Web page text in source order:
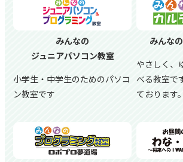
みんなの
ジュニアパソコン教室
小学生・中学生のためのパソコ
ン教室です
みんな
やさしく、
べる教室で
ております。